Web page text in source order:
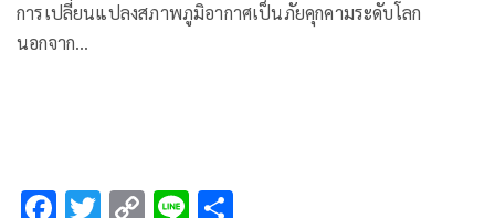
การเปลี่ยนแปลงสภาพภูมิอากาศเป็นภัยคุกคามระดับโลก
นอกจาก…
F T C Li